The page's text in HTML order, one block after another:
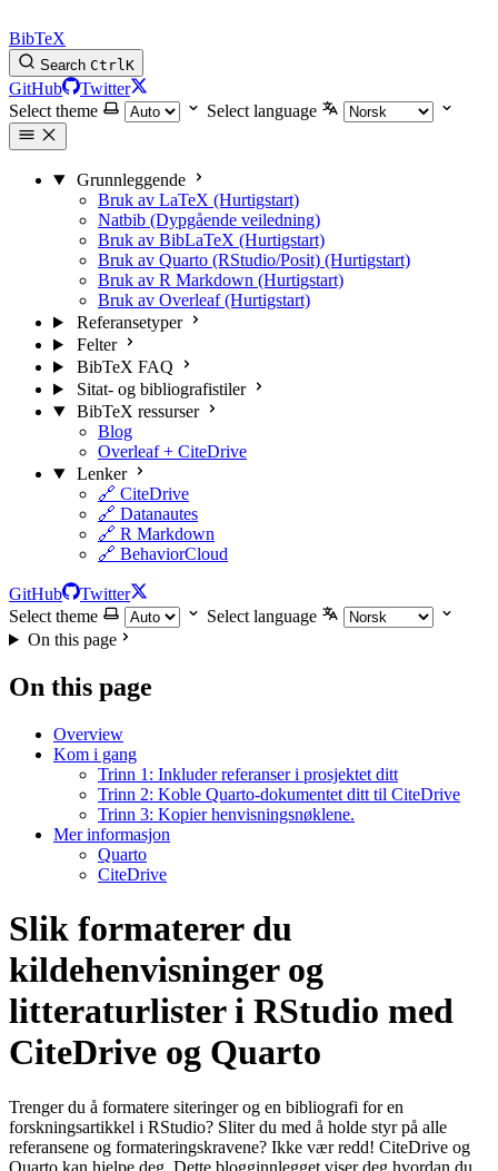
BibTeX
Search CtrlK
GitHub
Twitter
Select theme
Select language
Grunnleggende
Bruk av LaTeX (Hurtigstart)
Natbib (Dypgående veiledning)
Bruk av BibLaTeX (Hurtigstart)
Bruk av Quarto (RStudio/Posit) (Hurtigstart)
Bruk av R Markdown (Hurtigstart)
Bruk av Overleaf (Hurtigstart)
Referansetyper
Felter
BibTeX FAQ
Sitat- og bibliografistiler
BibTeX ressurser
Blog
Overleaf + CiteDrive
Lenker
🔗 CiteDrive
🔗 Datanautes
🔗 R Markdown
🔗 BehaviorCloud
GitHub
Twitter
Select theme
Select language
On this page
On this page
Overview
Kom i gang
Trinn 1: Inkluder referanser i prosjektet ditt
Trinn 2: Koble Quarto-dokumentet ditt til CiteDrive
Trinn 3: Kopier henvisningsnøklene.
Mer informasjon
Quarto
CiteDrive
Slik formaterer du
kildehenvisninger og
litteraturlister i RStudio med
CiteDrive og Quarto
Trenger du å formatere siteringer og en bibliografi for en
forskningsartikkel i RStudio? Sliter du med å holde styr på alle
referansene og formateringskravene? Ikke vær redd! CiteDrive og
Quarto kan hjelpe deg. Dette blogginnlegget viser deg hvordan du